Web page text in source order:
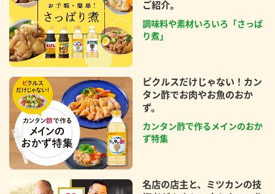
ご紹介。
調味料や素材いろいろ「さっぱ
り煮」
ピクルスだけじゃない！カン
タン酢でお肉やお魚のおか
ず。
カンタン酢で作るメインのおか
ず特集
名店の店主と、ミツカンの技